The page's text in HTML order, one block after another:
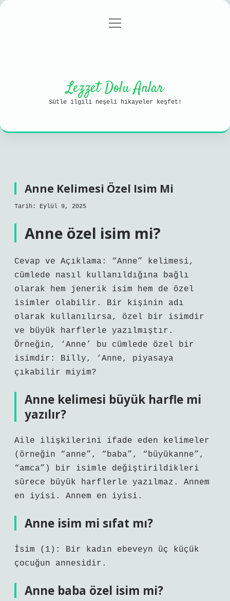
Gizlilik Politikası
menüyü
Lezzet Dolu Anlar
Sütle ilgili neşeli hikayeler keşfet!
Anne Kelimesi Özel Isim Mi
Tarih: Eylül 9, 2025
Anne özel isim mi?
Cevap ve Açıklama: “Anne” kelimesi,
cümlede nasıl kullanıldığına bağlı
olarak hem jenerik isim hem de özel
isimler olabilir. Bir kişinin adı
olarak kullanılırsa, özel bir isimdir
ve büyük harflerle yazılmıştır.
Örneğin, ‘Anne’ bu cümlede özel bir
isimdir: Billy, ‘Anne, piyasaya
çıkabilir miyim?
Anne kelimesi büyük harfle mi
yazılır?
Aile ilişkilerini ifade eden kelimeler
(örneğin “anne”, “baba”, “büyükanne”,
“amca”) bir isimle değiştirildikleri
sürece büyük harflerle yazılmaz. Annem
en iyisi. Annem en iyisi.
Anne isim mi sıfat mı?
İsim (1): Bir kadın ebeveyn üç küçük
çocuğun annesidir.
Anne baba özel isim mi?